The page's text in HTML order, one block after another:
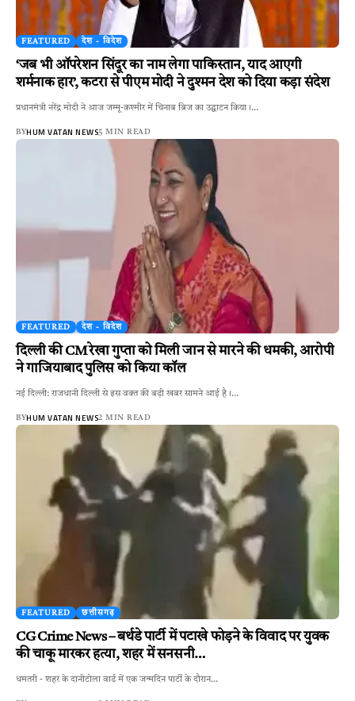
FEATURED देश - विदेश
‘जब भी ऑपरेशन सिंदूर का नाम लेगा पाकिस्तान, याद आएगी
शर्मनाक हार’, कटरा से पीएम मोदी ने दुश्मन देश को दिया कड़ा संदेश
प्रधानमंत्री नरेंद्र मोदी ने आज जम्मू-कश्मीर में चिनाब ब्रिज का उद्घाटन किया।…
BYHUM VATAN NEWS5 MIN READ
FEATURED देश - विदेश
दिल्ली की CM रेखा गुप्ता को मिली जान से मारने की धमकी, आरोपी
ने गाजियाबाद पुलिस को किया कॉल
नई दिल्ली: राजधानी दिल्ली से इस वक्त की बड़ी खबर सामने आई है।…
BYHUM VATAN NEWS2 MIN READ
FEATURED छत्तीसगढ़
CG Crime News – बर्थडे पार्टी में पटाखे फोड़ने के विवाद पर युवक
की चाकू मारकर हत्या, शहर में सनसनी…
धमतरी - शहर के दानीटोला वार्ड में एक जन्मदिन पार्टी के दौरान…